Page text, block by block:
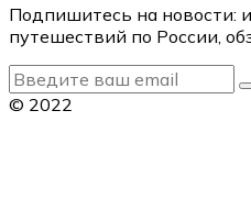
Подпишитесь на новости:
путешествий по России,
© 2022